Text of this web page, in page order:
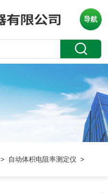
导航
> 自动体积电阻率测定仪 >